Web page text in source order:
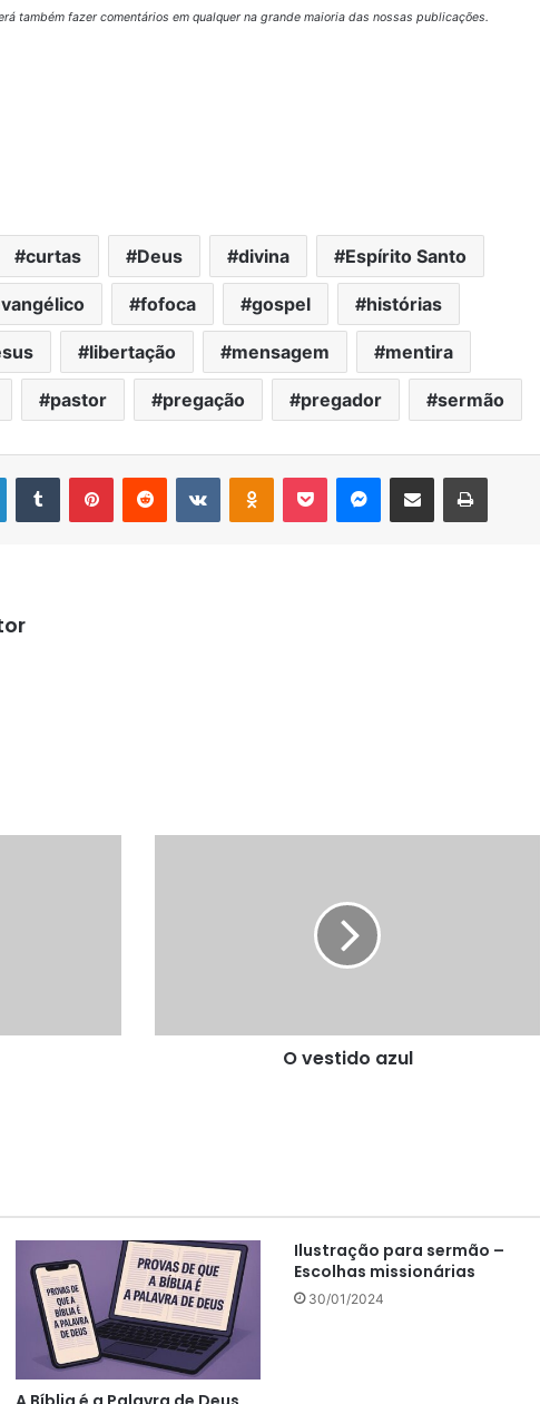
também fazer comentários em qualquer na grande maioria das nossas publicações.
curtas Deus divina Espírito Santo
fofoca gospel histórias
libertação mensagem mentira
pastor pregação pregador sermão
LinkedinTumblr PinterestReddit VK OK Pocket Messenger
Compartilhar via e-mail Imprimir
O vestido azul
Ilustração para sermão –
Escolhas missionárias
30/01/2024